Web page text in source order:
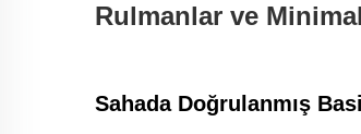
Rulmanlar ve
Sahada Doğrulanmış